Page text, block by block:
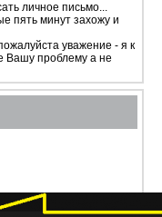
личное письмо...
пять минут захожу и
уважение - я к
Вашу проблему а не